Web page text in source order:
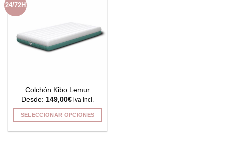
24/72H
Colchón Kibo Lemur
Desde: 149,00€ iva incl.
SELECCIONAR OPCIONES